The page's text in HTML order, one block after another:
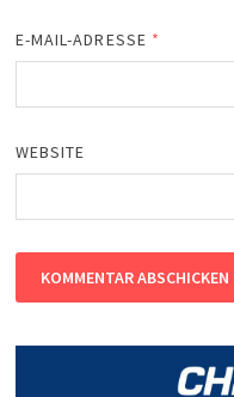
E-MAIL-ADRESSE *
WEBSITE